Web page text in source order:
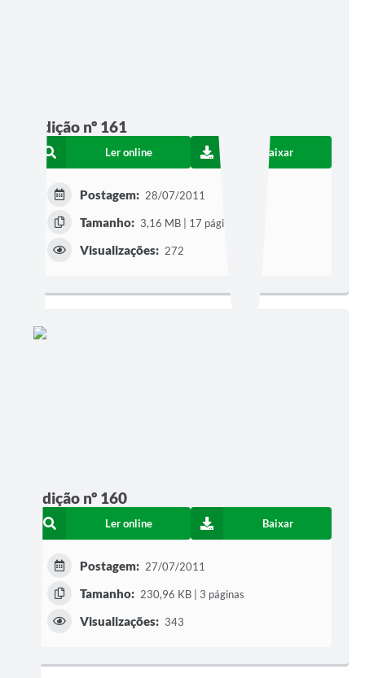
Edição nº 161
Ler online Baixar
Postagem: 28/07/2011
Tamanho: 3,16 MB | 17 páginas
Visualizações: 272
Edição nº 160
Ler online Baixar
Postagem: 27/07/2011
Tamanho: 230,96 KB | 3 páginas
Visualizações: 343